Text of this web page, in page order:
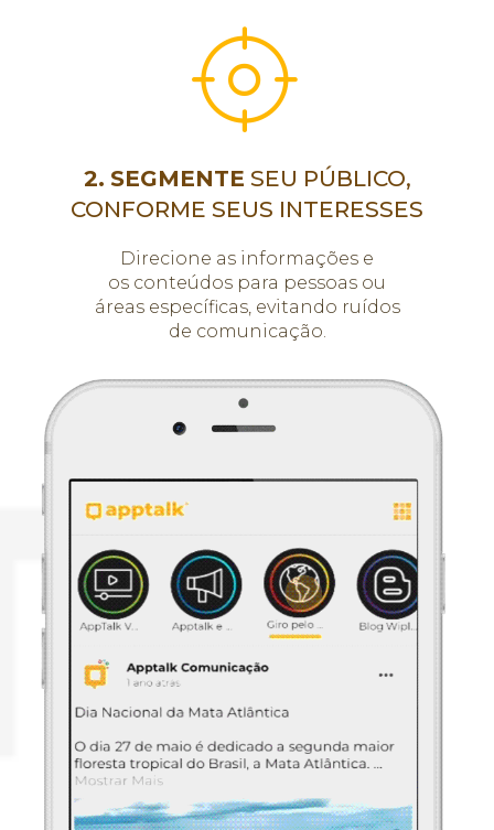
2. SEGMENTE SEU PÚBLICO,
CONFORME SEUS INTERESSES
Direcione as informações e
os conteúdos para pessoas ou
áreas específicas, evitando ruídos
de comunicação.